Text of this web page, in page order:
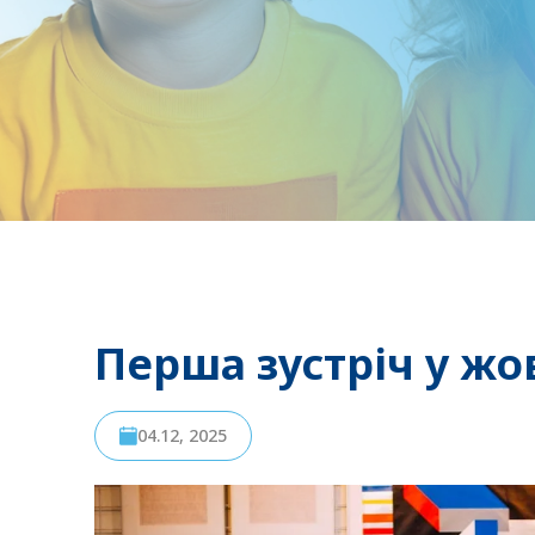
Перша зустріч у
04.12, 2025